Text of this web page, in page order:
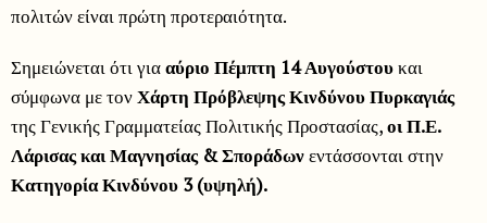
πολιτών είναι πρώτη προτεραιότητα.
Σημειώνεται ότι γιααύριο Πέμπτη 14 Αυγούστουκαι
σύμφωνα με τονΧάρτη Πρόβλεψης Κινδύνου Πυρκαγιάς
της Γενικής Γραμματείας Πολιτικής Προστασίας,οι Π.Ε.
Λάρισας και Μαγνησίας & Σποράδωνεντάσσονται στην
Κατηγορία Κινδύνου 3 (υψηλή).